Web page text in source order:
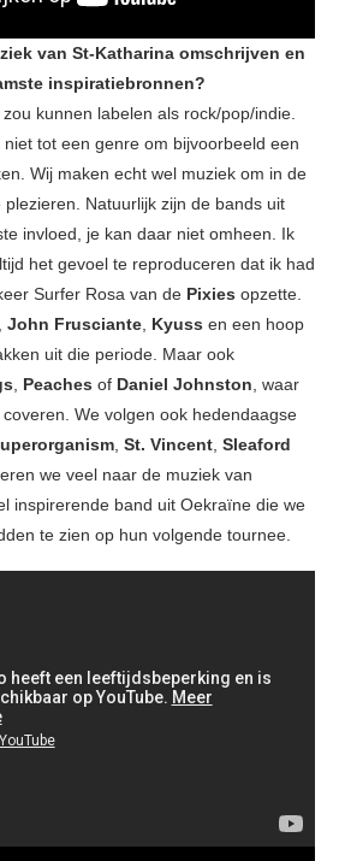
van St-Katharina omschrijven en
inspiratiebronnen?
kunnen labelen als rock/pop/indie.
tot een genre om bijvoorbeeld een
Wij maken echt wel muziek om in de
Natuurlijk zijn de bands uit
invloed, je kan daar niet omheen. Ik
het gevoel te reproduceren dat ik had
Surfer Rosa van de Pixies opzette.
John Frusciante Kyuss en een hoop
uit die periode. Maar ook
Peaches of Daniel Johnston , waar
We volgen ook hedendaagse
St. Vincent Sleaford
we veel naar de muziek van
inspirerende band uit Oekraïne die we
te zien op hun volgende tournee.